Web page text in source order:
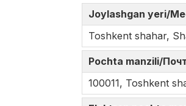
Joylashgan yeri/
Toshkent shahar,
Pochta manzili/
100011, Toshkent